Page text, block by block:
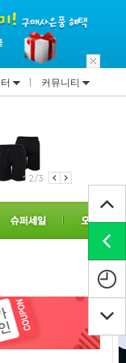
커뮤니티
2/3